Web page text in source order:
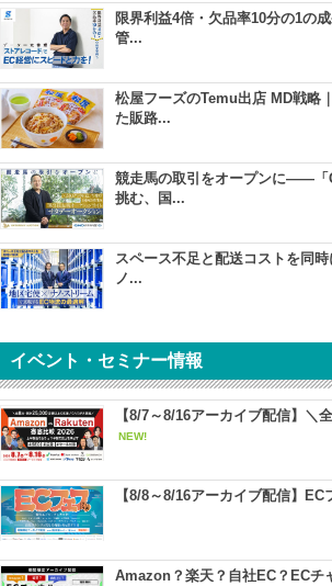
限界利益4倍・欠品率10分の1の
管...
松屋フーズのTemu出店 MD戦略
た販路...
競走馬の取引をオープンに――「
挑む、国...
スペース不足と配送コストを同
ノ...
イベント・セミナー情報
【8/7～8/16アーカイブ配信】＼
NEW!
【8/8～8/16アーカイブ配信】
Amazon？楽天？自社EC？ECチ